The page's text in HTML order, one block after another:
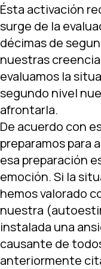
Ésta activación
surge de la
décimas de
nuestras
evaluamos la
segundo nivel
afrontarla.
De acuerdo con
preparamos para
esa preparación
emoción. Si la
hemos valorado
nuestra
instalada una
causante de
anteriormente